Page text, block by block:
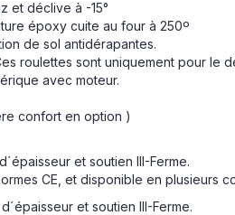
et déclive à -15°
époxy cuite au four à 250º
de sol antidérapantes.
roulettes sont uniquement pour
avec moteur.
confort en option )
et soutien III-Ferme.
CE, et disponible en plusieurs
et soutien III-Ferme.